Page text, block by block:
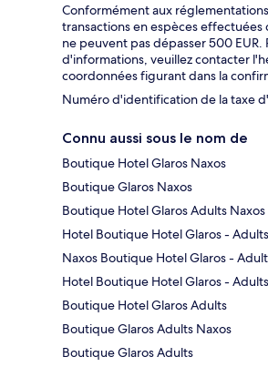
Conformément aux
transactions en espèces
ne peuvent pas dépasser 500 EUR.
d'informations, veuillez contacter
coordonnées figurant dans la
Numéro d'identification de la taxe
Connu aussi sous le nom de
Boutique Hotel Glaros Naxos
Boutique Glaros Naxos
Boutique Hotel Glaros Adults Naxos
Hotel Boutique Hotel Glaros -
Naxos Boutique Hotel Glaros -
Hotel Boutique Hotel Glaros -
Boutique Hotel Glaros Adults
Boutique Glaros Adults Naxos
Boutique Glaros Adults